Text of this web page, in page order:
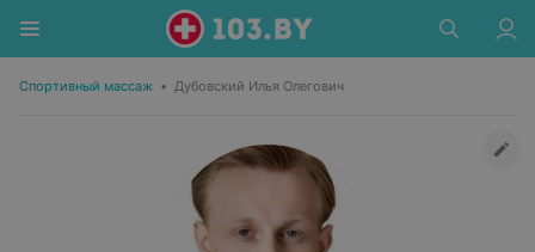
Спортивный массаж • Дубовский Илья Олегович